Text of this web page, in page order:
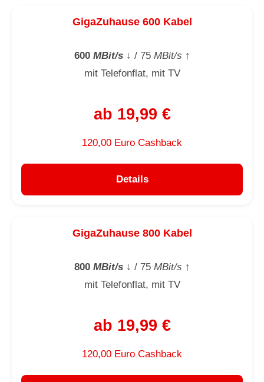
GigaZuhause 600 Kabel
600MBit/s↓ / 75MBit/s ↑
mit Telefonflat, mit TV
ab 19,99 €
120,00 Euro Cashback
Details
GigaZuhause 800 Kabel
800MBit/s↓ / 75MBit/s ↑
mit Telefonflat, mit TV
ab 19,99 €
120,00 Euro Cashback